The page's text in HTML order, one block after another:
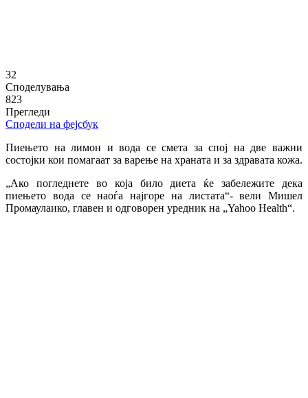
32
Споделувања
823
Прегледи
Сподели на фејсбук
Пиењето на лимон и вода се смета за спој на две важни
состојки кои помагаат за варење на храната и за здравата кожа.
„Ако погледнете во која било диета ќе забележите дека
пиењето вода се наоѓа најгоре на листата“- вели Мишел
Промаулаико, главен и одговорен уредник на „Yahoo Health“.